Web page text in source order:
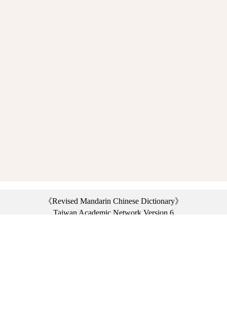
《Revised Mandarin Chinese Dictionary》
Taiwan Academic Network Version 6